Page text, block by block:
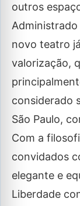
outros
novo teatro
valorização,
considerado
São Paulo,
Com a
convidados
elegante e
Liberdade